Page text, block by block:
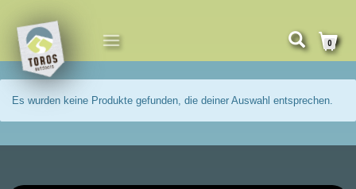
NAVIGATION
UMSCHALTEN
0
Es wurden keine Produkte gefunden, die deiner Auswahl entsprechen.